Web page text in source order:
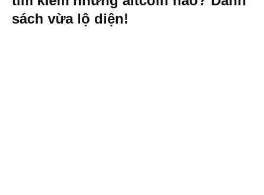
sách vừa lộ diện!